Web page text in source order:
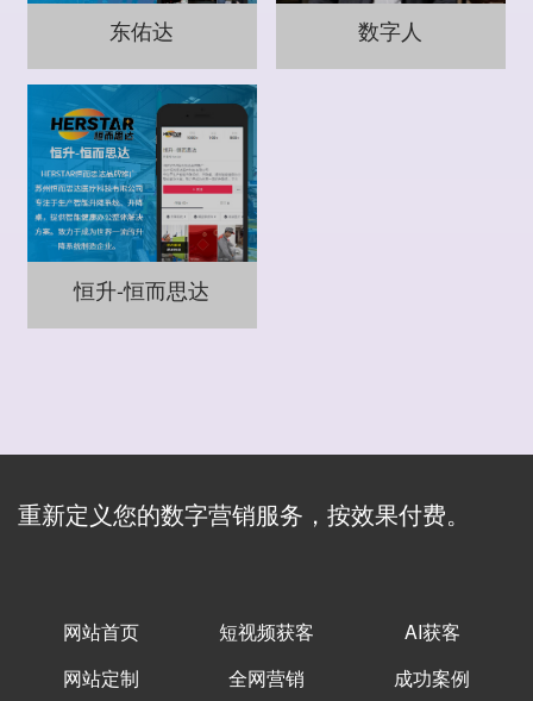
东佑达 数字人
恒升-恒而思达
重新定义您的数字营销服务，按效果付费。
网站首页 短视频获客
AI获客
网站定制
全网营销 成功案例